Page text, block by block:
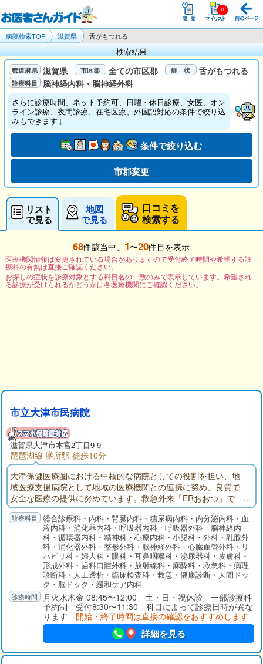
病院検索TOP 滋賀県 舌がもつれる
検索結果
滋賀県 全ての市区郡
舌がもつれる
脳神経内科・脳神経外科
さらに診療時間、ネット予約可、日曜・休日診療、女医、オン
ライン診療、夜間診療、在宅医療、外国語対応の条件で絞り込
みもできます↓
条件で絞り込む
市郡変更
リスト
で見る
地図
で見る
口コミを
検索する
68件該当中、 1〜20件目を表示
医療機関情報は変更されている場合がありますので受付終了時間や希望する診
療科の有無は直接ご確認ください。
お探しの症状を診療対象とする科目名の一致のみで表示しています。希望され
る診療が受けられるかどうかは各医療機関にご確認ください。
市立大津市民病院
滋賀県大津市本宮2丁目9-9
琵琶湖線 膳所駅 徒歩10分
大津保健医療圏における中核的な病院としての役割を担い、地
域医療支援病院として地域の医療機関との連携に努め、良質で
安全な医療の提供に努めています。救急外来「ERおおつ」で
は、24時間365日「とまらない救急」を掲げ、救急専門医を中心
に他科医師やICUと速やかに連携しています。健診センターでは
各種検診や予防接種を行うとともに、早期発見から内視鏡およ
び外科的手術治療、化学療法、放射線治療そして緩和ケアにい
たるまで、シームレスで集学的ながん診療を提供しています。
総合診療科・内科・腎臓内科・糖尿病内科・内分泌内科・血
液内科・消化器内科・呼吸器内科・呼吸器外科・脳神経内
科・循環器内科・精神科・心療内科・小児科・外科・乳腺外
科・消化器外科・整形外科・脳神経外科・心臓血管外科・リ
ハビリ科・婦人科・眼科・耳鼻咽喉科・泌尿器科・皮膚科・
形成外科・歯科口腔外科・放射線科・麻酔科・救急科・病理
診断科・人工透析・臨床検査科・救急・健康診断・人間ドッ
ク・脳ドック・緩和ケア内科
月火水木金 08:45〜12:00 土・日・祝休診 一部診療科
予約制 受付8:30〜11:30 科目によって診療日時が異な
ります 開始・終了時間は直接の確認をおすすめします
詳細を見る